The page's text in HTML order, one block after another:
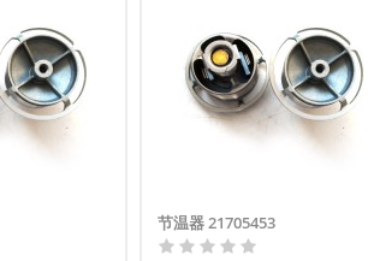
节温器 21705453